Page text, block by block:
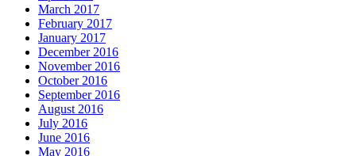
March 2017
February 2017
January 2017
December 2016
November 2016
October 2016
September 2016
August 2016
July 2016
June 2016
May 2016